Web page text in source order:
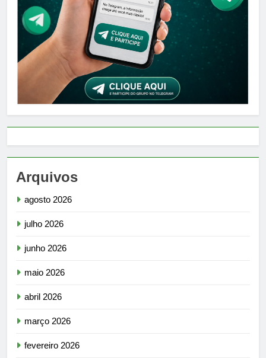
Arquivos
agosto 2026
julho 2026
junho 2026
maio 2026
abril 2026
março 2026
fevereiro 2026